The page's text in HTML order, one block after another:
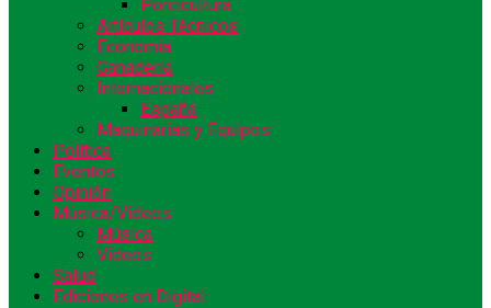
Porcicultura
Artículos Técnicos
Economía
Ganadería
Internacionales
España
Maquinarias y Equipos
Política
Eventos
Opinión
Música/Videos
Música
Videos
Salud
Ediciones en Digital